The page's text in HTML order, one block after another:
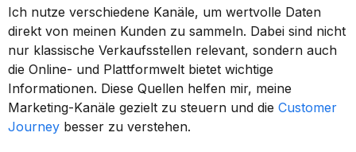
Ich nutze verschiedene Kanäle, um wertvolle Daten
direkt von meinen Kunden zu sammeln. Dabei sind nicht
nur klassische Verkaufsstellen relevant, sondern auch
die Online- und Plattformwelt bietet wichtige
Informationen. Diese Quellen helfen mir, meine
Marketing-Kanäle gezielt zu steuern und die Customer
Journey besser zu verstehen.